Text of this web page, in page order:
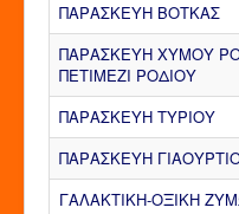
ΠΑΡΑΣΚΕΥΗ ΒΟΤΚΑΣ
ΠΑΡΑΣΚΕΥΗ ΧΥΜΟΥ
ΠΕΤΙΜΕΖΙ ΡΟΔΙΟΥ
ΠΑΡΑΣΚΕΥΗ ΤΥΡΙΟΥ
ΠΑΡΑΣΚΕΥΗ
ΓΑΛΑΚΤΙΚΗ-ΟΞΙΚΗ